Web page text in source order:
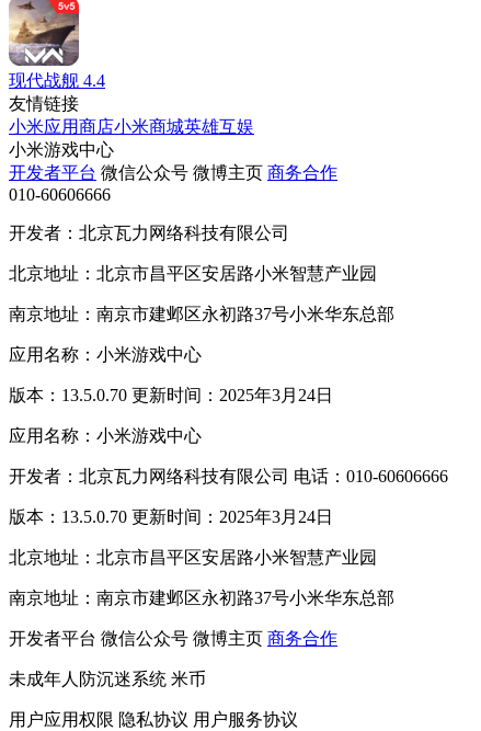
现代战舰 4.4
友情链接
小米应用商店小米商城英雄互娱
小米游戏中心
开发者平台 微信公众号 微博主页 商务合作
010-60606666
开发者：北京瓦力网络科技有限公司
北京地址：北京市昌平区安居路小米智慧产业园
南京地址：南京市建邺区永初路37号小米华东总部
应用名称：小米游戏中心
版本：13.5.0.70 更新时间：2025年3月24日
应用名称：小米游戏中心
开发者：北京瓦力网络科技有限公司 电话：010-60606666
版本：13.5.0.70 更新时间：2025年3月24日
北京地址：北京市昌平区安居路小米智慧产业园
南京地址：南京市建邺区永初路37号小米华东总部
开发者平台 微信公众号 微博主页 商务合作
未成年人防沉迷系统 米币
用户应用权限 隐私协议 用户服务协议